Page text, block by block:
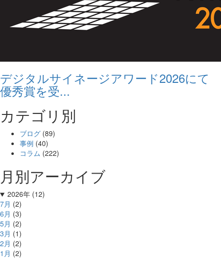
デジタルサイネージアワード2026にて
優秀賞を受...
カテゴリ別
ブログ (89)
事例 (40)
コラム (222)
月別アーカイブ
2026年 (12)
7月 (2)
6月 (3)
5月 (2)
3月 (1)
2月 (2)
1月 (2)